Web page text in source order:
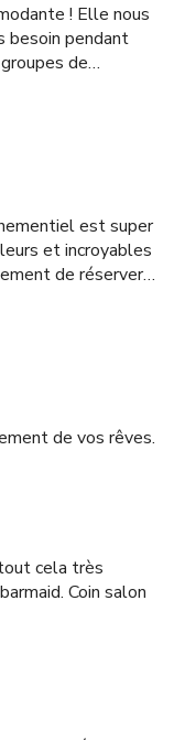
! Elle nous
besoin pendant
de
que parfois
donc
et avons
et de son
est super
et incroyables
de réserver
de vos rêves.
cela très
Coin salon